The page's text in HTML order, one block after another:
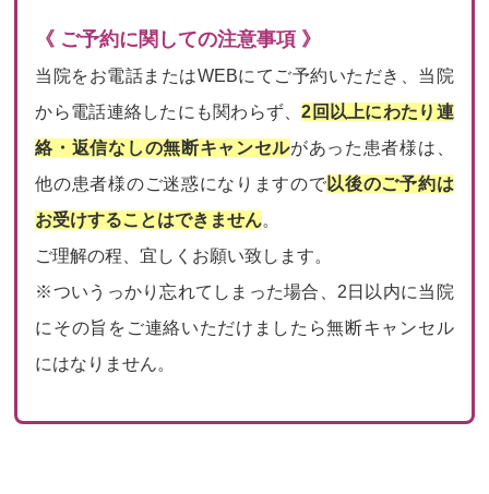
《 ご予約に関しての注意事項 》
当院をお電話またはWEBにてご予約いただき、当院
から電話連絡したにも関わらず、2回以上にわたり連
絡・返信なしの無断キャンセルがあった患者様は、
他の患者様のご迷惑になりますので以後のご予約は
お受けすることはできません。
ご理解の程、宜しくお願い致します。
※ついうっかり忘れてしまった場合、2日以内に当院
にその旨をご連絡いただけましたら無断キャンセル
にはなりません。